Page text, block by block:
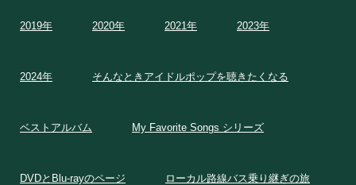
2019年 2020年 2021年 2023年
2024年 そんなときアイドルポップを聴きたくなる
ベストアルバム My Favorite Songs シリーズ
DVDとBlu-rayのページ ローカル路線バス乗り継ぎの旅